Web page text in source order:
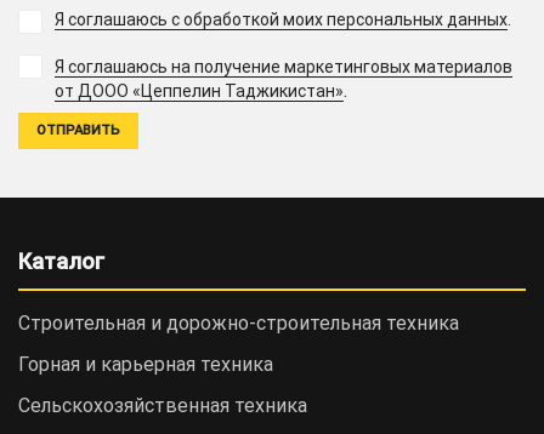
Я соглашаюсь с обработкой моих персональных данных
Я соглашаюсь на получение маркетинговых материалов
от ДООО «Цеппелин Таджикистан».
Каталог
Строительная и дорожно-cтроительная техника
Горная и карьерная техника
Сельскохозяйственная техника